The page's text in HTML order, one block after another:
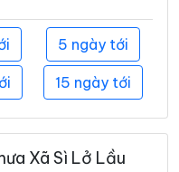
5 ngày tới
15 ngày tới
Xã Sì Lở Lầu